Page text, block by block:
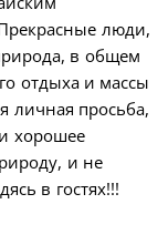
люди,
в общем
отдыха и массы
личная просьба,
хорошее
и не
в гостях!!!